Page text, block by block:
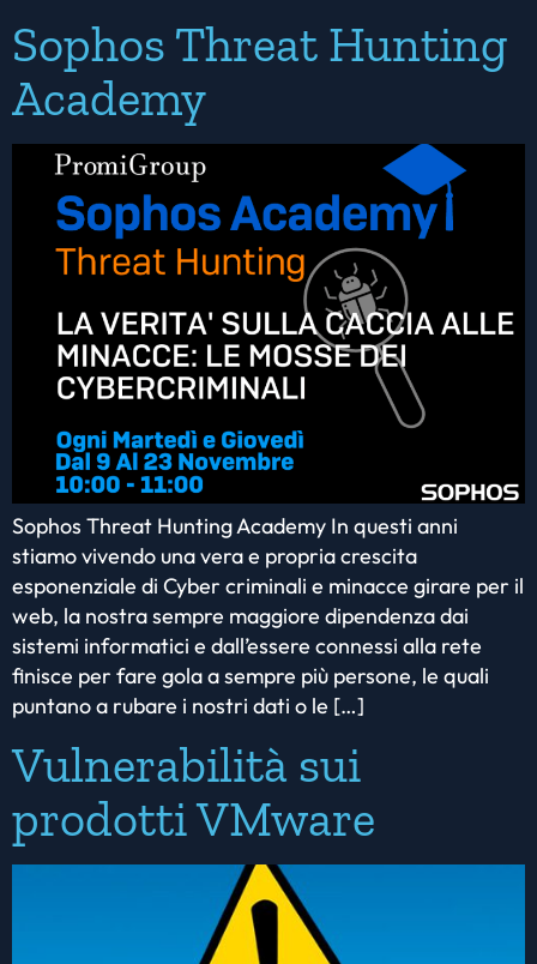
Sophos Threat Hunting
Academy
Sophos Threat Hunting Academy In questi anni
stiamo vivendo una vera e propria crescita
esponenziale di Cyber criminali e minacce girare per il
web, la nostra sempre maggiore dipendenza dai
sistemi informatici e dall’essere connessi alla rete
finisce per fare gola a sempre più persone, le quali
puntano a rubare i nostri dati o le […]
Vulnerabilità sui
prodotti VMware